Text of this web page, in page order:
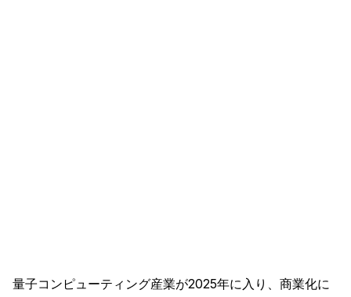
量子コンピューティング産業が2025年に入り、商業化に